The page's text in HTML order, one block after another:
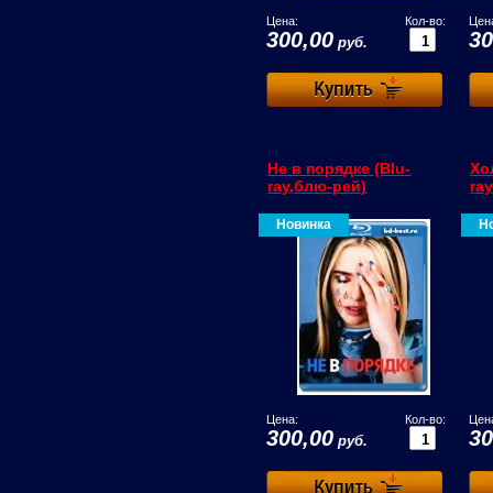
Цена:
300,00 руб.
Кол-во:
Не в порядке (Blu-
ray,блю-рей)
Новинка
Цена:
300,00 руб.
Кол-во: